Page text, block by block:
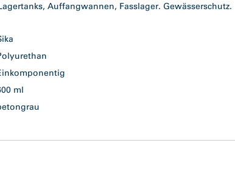
Auffangwannen, Fasslager. Gewässerschutz.
ml